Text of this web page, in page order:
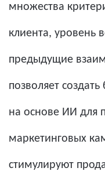
множества
клиента, уровень
предыдущие
позволяет
на основе ИИ для
маркетинговых
стимулируют